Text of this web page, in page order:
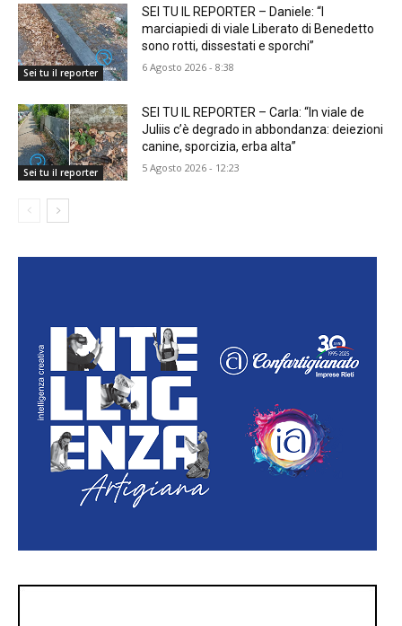
Sei tu il reporter
SEI TU IL REPORTER – Daniele: “I
marciapiedi di viale Liberato di Benedetto
sono rotti, dissestati e sporchi”
6 Agosto 2026 - 8:38
Sei tu il reporter
SEI TU IL REPORTER – Carla: “In viale de
Juliis c’è degrado in abbondanza: deiezioni
canine, sporcizia, erba alta”
5 Agosto 2026 - 12:23